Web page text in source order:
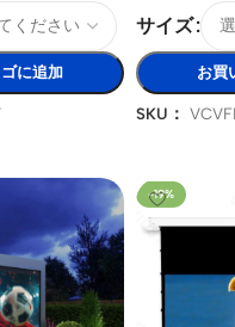
に追加
サイズ
お買
SKU：
-19%